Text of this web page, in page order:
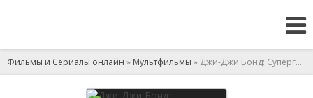
Фильмы и Сериалы онлайн » Мультфильмы » Джи-Джи Бонд: Супергонщик